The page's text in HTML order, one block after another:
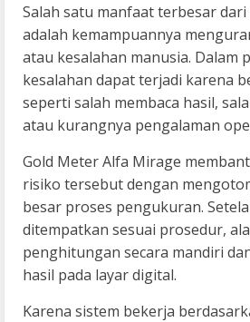
Salah satu manfaat terbesar
adalah kemampuannya
atau kesalahan manusia. Dalam
kesalahan dapat terjadi karena
seperti salah membaca hasil,
atau kurangnya pengalaman
Gold Meter Alfa Mirage
risiko tersebut dengan
besar proses pengukuran.
ditempatkan sesuai prosedur,
penghitungan secara mandiri
hasil pada layar digital.
Karena sistem bekerja